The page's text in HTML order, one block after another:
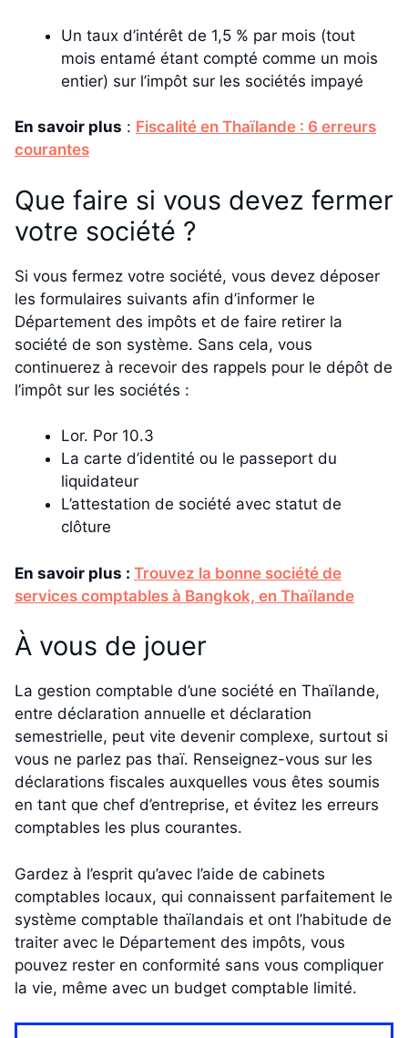
Un taux d’intérêt de 1,5 % par mois (tout
mois entamé étant compté comme un mois
entier) sur l’impôt sur les sociétés impayé
En savoir plus : Fiscalité en Thaïlande : 6 erreurs
courantes
Que faire si vous devez fermer
votre société ?
Si vous fermez votre société, vous devez déposer
les formulaires suivants afin d’informer le
Département des impôts et de faire retirer la
société de son système. Sans cela, vous
continuerez à recevoir des rappels pour le dépôt de
l’impôt sur les sociétés :
Lor. Por 10.3
La carte d’identité ou le passeport du
liquidateur
L’attestation de société avec statut de
clôture
En savoir plus : Trouvez la bonne société de
services comptables à Bangkok, en Thaïlande
À vous de jouer
La gestion comptable d’une société en Thaïlande,
entre déclaration annuelle et déclaration
semestrielle, peut vite devenir complexe, surtout si
vous ne parlez pas thaï. Renseignez-vous sur les
déclarations fiscales auxquelles vous êtes soumis
en tant que chef d’entreprise, et évitez les erreurs
comptables les plus courantes.
Gardez à l’esprit qu’avec l’aide de cabinets
comptables locaux, qui connaissent parfaitement le
système comptable thaïlandais et ont l’habitude de
traiter avec le Département des impôts, vous
pouvez rester en conformité sans vous compliquer
la vie, même avec un budget comptable limité.